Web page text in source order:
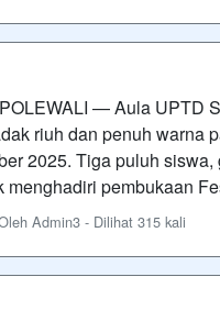
— Aula UPTD
riuh dan penuh warna
2025. Tiga puluh siswa,
menghadiri pembukaan
Admin3 - Dilihat 315 kali